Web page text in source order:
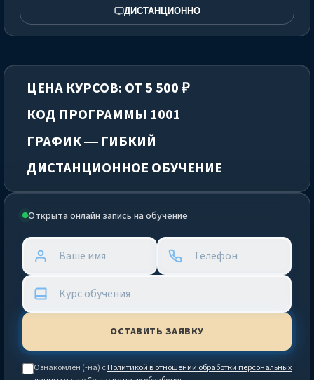
Открыта онлайн запись на обучение
Ознакомлен (-на) сПолитикой в отношении обработки персональных
ДИСТАНЦИОННО
ЦЕНА КУРСОВ: ОТ 5 500 ₽
КОД ПРОГРАММЫ 1001
ГРАФИК — ГИБКИЙ
ДИСТАНЦИОННОЕ ОБУЧЕНИЕ